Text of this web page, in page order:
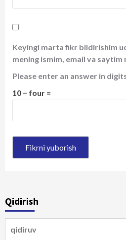
Keyingi marta fikr bildirishim
mening ismim, email va saytim
Please enter an answer in
10 − four =
Qidirish